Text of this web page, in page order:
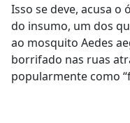
Isso se deve, acusa
do insumo, um dos
ao mosquito Aedes
borrifado nas ruas
popularmente como